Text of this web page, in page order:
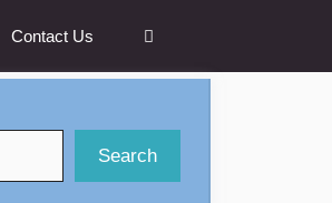
Contact Us
Search